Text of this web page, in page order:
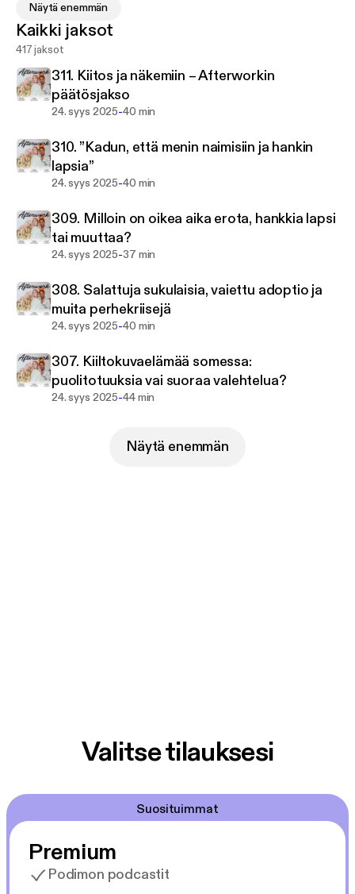
haastetaan omaa ja muiden ajattelua ja välillä opitaan
jotain ihan uuttakin. Tämän ystävien “terapiatuokion”
aiheet vaihtelevat maan ja taivaan väliltä, kepeistä
jutuista syvällisempiin ja vakavampiin keskusteluihin.
Sarjan tekijät ovat suosittua Pupulandia-blogia
kirjoittava Jenni Rotonen, stylisti Meri Milash ja
mukana vierailijoitakin.
Podcastin musiikki: Matti Paalanen
Hosted on Acast. See acast.com/privacy for more
information.
Näytä enemmän
Kaikki jaksot
417 jaksot
311. Kiitos ja näkemiin – Afterworkin
päätösjakso
24. syys 2025-40 min
310. ”Kadun, että menin naimisiin ja hankin
lapsia”
24. syys 2025-40 min
309. Milloin on oikea aika erota, hankkia lapsi
tai muuttaa?
24. syys 2025-37 min
308. Salattuja sukulaisia, vaiettu adoptio ja
muita perhekriisejä
24. syys 2025-40 min
307. Kiiltokuvaelämää somessa:
puolitotuuksia vai suoraa valehtelua?
24. syys 2025-44 min
Näytä enemmän
Valitse tilauksesi
Suosituimmat
Premium
Podimon podcastit